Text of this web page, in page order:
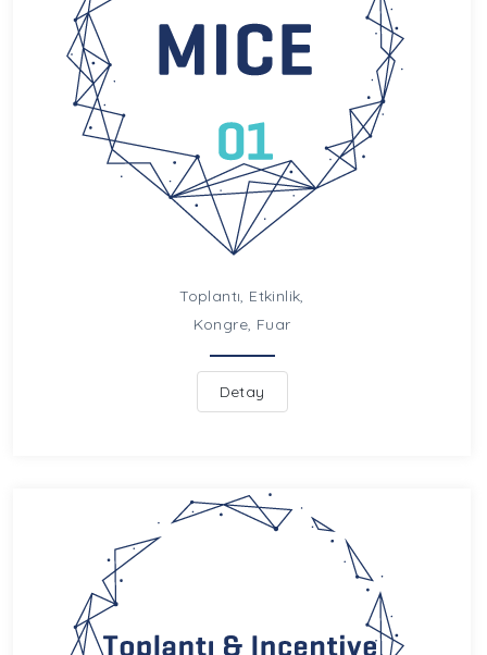
Toplantı, Etkinlik,
Kongre, Fuar
Detay